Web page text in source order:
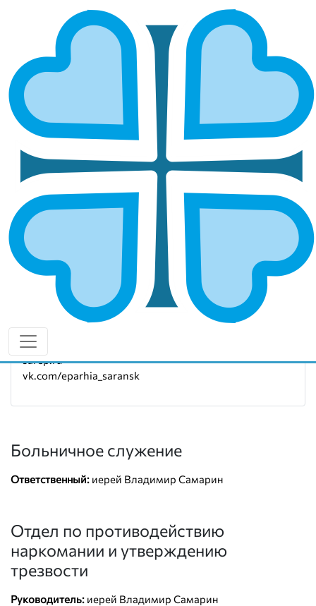
САРАНСКАЯ И МОРДОВСКАЯ
ГЛАВНАЯ МИТРОПОЛИИ САРАНСКАЯ И МОРДОВСКАЯ
Епархией управляет митрополит Саранский и
Мордовский Зиновий
ОСНОВНЫЕ НАПРАВЛЕНИЯ
РАБОТЫ
Социальное служение
Социальный отдел епархии
Руководитель:
8 (962) 594-36-63
sarep.ru
vk.com/eparhia_saransk
Больничное служение
Ответственный: иерей Владимир Самарин
Отдел по противодействию
наркомании и утверждению
трезвости
Руководитель: иерей Владимир Самарин